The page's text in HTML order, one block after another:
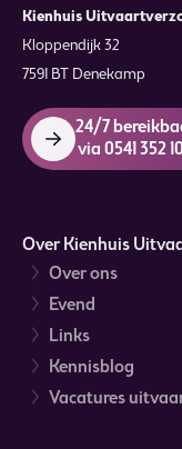
Kienhuis
Kloppendijk 32
7591 BT Denekamp
24/7
via 0541 352
Over Kienhuis
Over ons
Evend
Links
Kennisblog
Vacatures